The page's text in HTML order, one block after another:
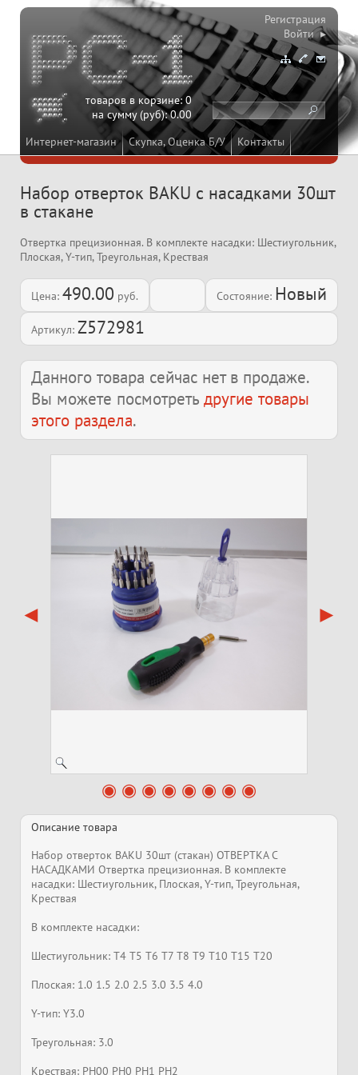
Интернет-магазин Скупка, Оценка Б/У Контакты
товаров в корзине:0
на сумму (руб):0.00
Регистрация
Войти ▸
Набор отверток BAKU с насадками 30шт
в стакане
Отвертка прецизионная. В комплекте насадки: Шестиугольник,
Плоская, Y-тип, Треугольная, Крествая
Цена: 490.00 руб. Состояние: Новый
Артикул: Z572981
Данного товара сейчас нет в продаже.
Вы можете посмотреть другие товары
этого раздела.
Описание товара
Набор отверток BAKU 30шт (стакан) ОТВЕРТКА С
НАСАДКАМИ Отвертка прецизионная. В комплекте
насадки: Шестиугольник, Плоская, Y-тип, Треугольная,
Крествая
В комплекте насадки:
Шестиугольник: T4 T5 T6 T7 T8 T9 T10 T15 T20
Плоская: 1.0 1.5 2.0 2.5 3.0 3.5 4.0
Y-тип: Y3.0
Треугольная: 3.0
Крествая: PH00 PH0 PH1 PH2